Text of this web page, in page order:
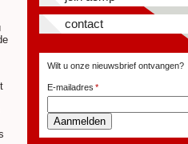
contact
Wilt u onze nieuwsbrief ontvangen?
E-mailadres
Aanmelden